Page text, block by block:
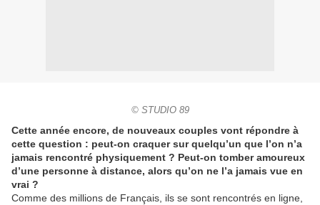
© STUDIO 89
Cette année encore, de nouveaux couples vont répondre à
cette question : peut-on craquer sur quelqu’un que l’on n’a
jamais rencontré physiquement ? Peut-on tomber amoureux
d’une personne à distance, alors qu’on ne l’a jamais vue en
vrai ?
Comme des millions de Français, ils se sont rencontrés en ligne,